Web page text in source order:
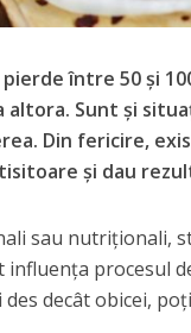
între 50 şi
Sunt şi
Din fericire,
şi dau
sau nutriţionali,
procesul
decât obicei,